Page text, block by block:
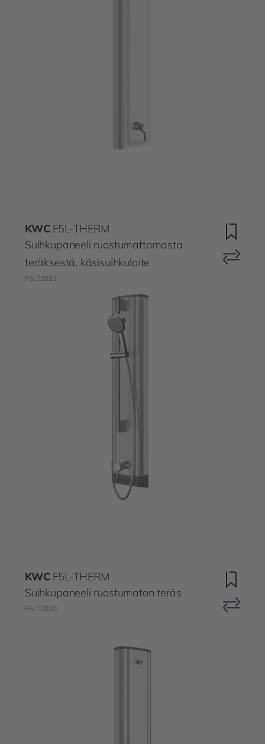
KWC F5L-THERM
Suihkupaneeli ruostumattomasta
teräksestä, käsisuihkulaite
F5LT2021
KWC F5L-THERM
Suihkupaneeli ruostumaton teräs
F5LT2020